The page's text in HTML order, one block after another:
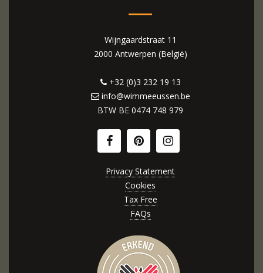
Wijngaardstraat 11
2000 Antwerpen (België)
+32 (0)3 232 19 13
info@wimmeeussen.be
BTW BE 0474 748 979
Privacy Statement
Cookies
Tax Free
FAQs